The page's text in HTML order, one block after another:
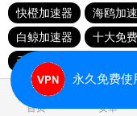
快橙加速器
海鸥加
白鲸加速器
十大免
元链加速器
首页 安卓
永久免费使